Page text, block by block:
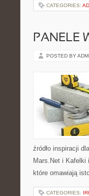
CATEGORIES:
PANELE
POSTED BY
źródło inspiracji
Mars.Net i Kafelki
które omawiają
CATEGORIES: